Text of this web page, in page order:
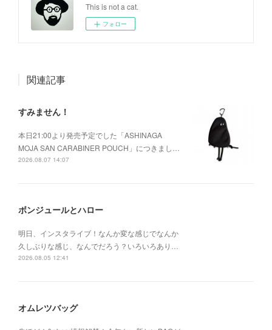
This is not a cat.
フォロー
関連記事
すみません！
本日21:00より発売予定でした「ASHINAGA
MOJA SAN CARABINER POUCH」につきまし…
2026.08.07 14:07
ボンジュールとハロー
明日、インスタライブ！なんか変な感じでなんか
久しぶりな感じ、なんでだろう？いろいろあり…
2026.08.05 12:41
オムレツバッグ